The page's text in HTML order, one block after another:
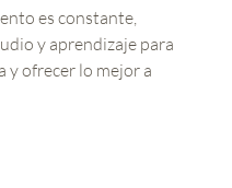
es constante,
y aprendizaje para
y ofrecer lo mejor a